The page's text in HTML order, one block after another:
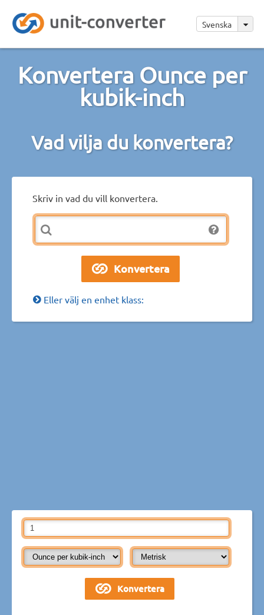
Svenska
Konvertera Ounce per
kubik-inch
Vad vilja du konvertera?
Skriv in vad du vill konvertera.
Eller välj en enhet klass: